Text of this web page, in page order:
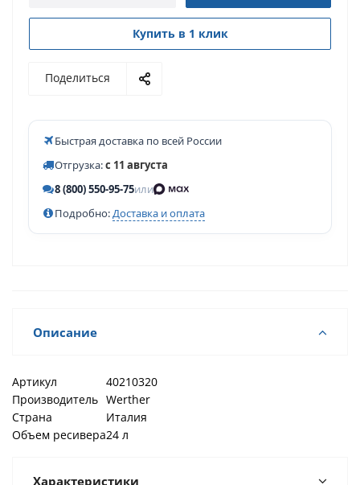
Купить в 1 клик
Поделиться
Быстрая доставка по всей России
Отгрузка:с 11 августа
8 (800) 550-95-75или
Подробно:Доставка и оплата
Описание
Артикул
40210320
Производитель Werther
Страна
Италия
Объем ресивера24 л
Характеристики